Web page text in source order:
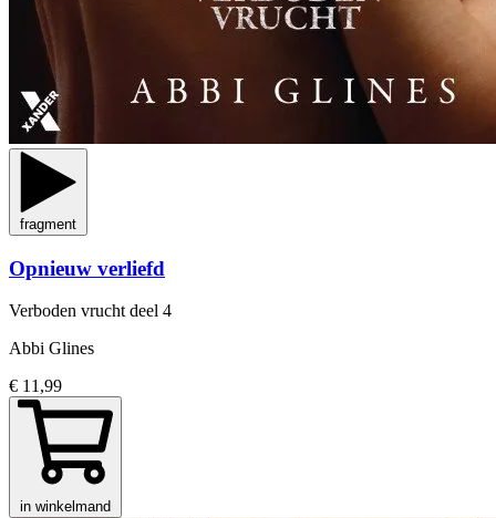
fragment
Opnieuw verliefd
Verboden vruchtdeel 4
Abbi Glines
€ 11,99
in winkelmand